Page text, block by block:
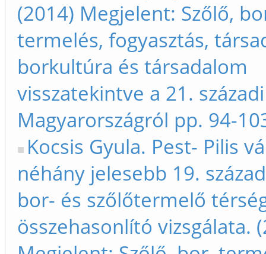
(2014) Megjelent: Szőlő,
termelés, fogyasztás,
borkultúra és társadalom
visszatekintve a 21. századi
Magyarországról pp. 94-
Kocsis Gyula. Pest- Pilis
néhány jelesebb 19.
bor- és szőlőtermelő
összehasonlító vizsgálata.